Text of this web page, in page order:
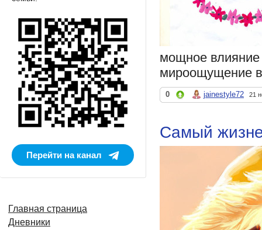
мощное влияние
мироощущение
0 jainestyle72 21
Самый
Перейти на канал
Главная страница
Дневники